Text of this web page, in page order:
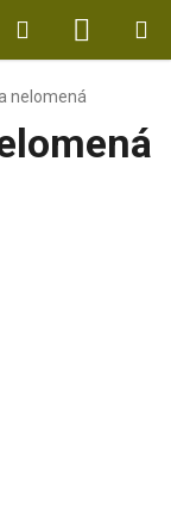
Hledat
KOŠÍK
nelomená